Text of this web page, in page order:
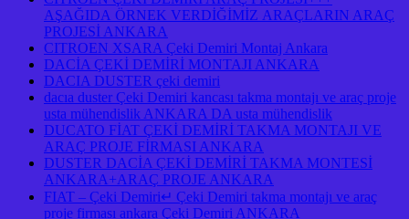
AŞAĞIDA ÖRNEK VERDİĞİMİZ ARAÇLARIN ARAÇ
PROJESİ ANKARA
CITROEN XSARA Çeki Demiri Montaj Ankara
DACİA ÇEKİ DEMİRİ MONTAJI ANKARA
DACIA DUSTER çeki demiri
dacıa duster Çeki Demiri kancası takma montajı ve araç proje
usta mühendislik ANKARA DA usta mühendislik
DUCATO FİAT ÇEKİ DEMİRİ TAKMA MONTAJI VE
ARAÇ PROJE FİRMASI ANKARA
DUSTER DACİA ÇEKİ DEMİRİ TAKMA MONTESİ
ANKARA+ARAÇ PROJE ANKARA
FIAT – Çeki Demiri↵ Çeki Demiri takma montajı ve araç
proje firması ankara Çeki Demiri ANKARA